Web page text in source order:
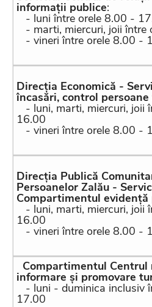
informații publice:
- luni între orele 8.00 -
- marti, miercuri, joii între
- vineri între orele 8.00 -
Direcția Economică -
încasări, control persoane
- luni, marti, miercuri, joii
16.00
- vineri între orele 8.00 -
Direcția Publică
Persoanelor Zalău -
Compartimentul evidență
- luni, marti, miercuri, joii
16.00
- vineri între orele 8.00 -
Compartimentul Centrul
informare și promovare
- luni - duminica inclusiv
17.00